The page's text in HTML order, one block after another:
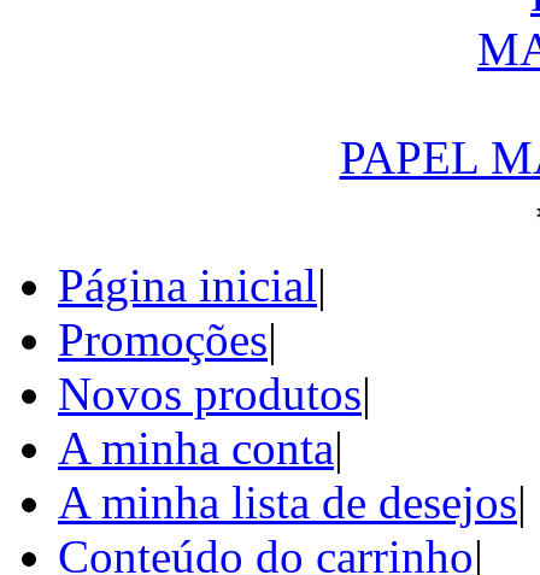
PAPEL
Página inicial|
Promoções|
Novos produtos|
A minha conta|
A minha lista de desejos|
Conteúdo do carrinho|